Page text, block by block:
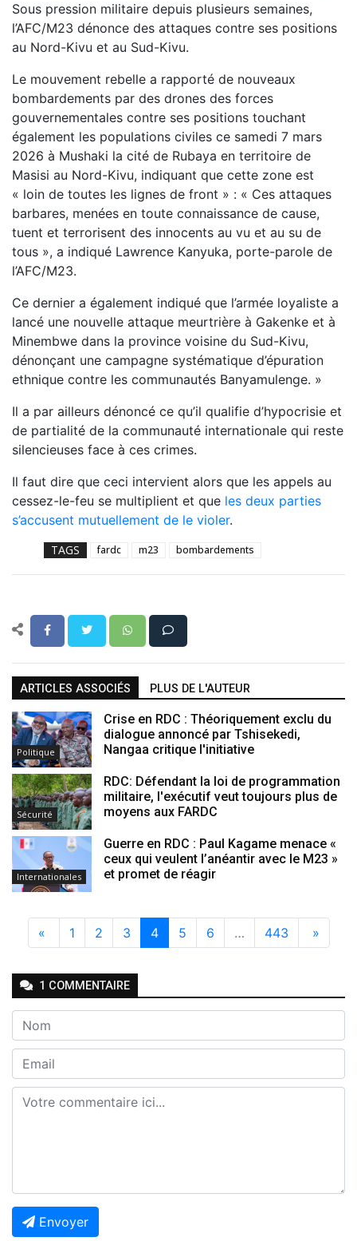
Sous pression militaire depuis plusieurs semaines,
l’AFC/M23 dénonce des attaques contre ses positions
au Nord-Kivu et au Sud-Kivu.
Le mouvement rebelle a rapporté de nouveaux
bombardements par des drones des forces
gouvernementales contre ses positions touchant
également les populations civiles ce samedi 7 mars
2026 à Mushaki la cité de Rubaya en territoire de
Masisi au Nord-Kivu, indiquant que cette zone est
« loin de toutes les lignes de front » : « Ces attaques
barbares, menées en toute connaissance de cause,
tuent et terrorisent des innocents au vu et au su de
tous », a indiqué Lawrence Kanyuka, porte-parole de
l’AFC/M23.
Ce dernier a également indiqué que l’armée loyaliste a
lancé une nouvelle attaque meurtrière à Gakenke et à
Minembwe dans la province voisine du Sud-Kivu,
dénonçant une campagne systématique d’épuration
ethnique contre les communautés Banyamulenge. »
Il a par ailleurs dénoncé ce qu’il qualifie d’hypocrisie et
de partialité de la communauté internationale qui reste
silencieuses face à ces crimes.
Il faut dire que ceci intervient alors que les appels au
cessez-le-feu se multiplient et que les deux parties
s’accusent mutuellement de le violer.
TAGS fardc m23 bombardements
ARTICLES ASSOCIÉS PLUS DE L'AUTEUR
Politique
Crise en RDC : Théoriquement exclu du
dialogue annoncé par Tshisekedi,
Nangaa critique l'initiative
Sécurité
RDC: Défendant la loi de programmation
militaire, l'exécutif veut toujours plus de
moyens aux FARDC
Internationales
Guerre en RDC : Paul Kagame menace «
ceux qui veulent l’anéantir avec le M23 »
et promet de réagir
« 1 2 3 4 5 6 … 443 »
1 COMMENTAIRE
Envoyer